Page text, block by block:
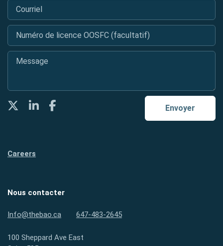
Courriel
Numéro de licence OOSFC (facultatif)
Message
Envoyer
TwitterLinkedInFacebook
Careers
Nous contacter
Info@thebao.ca 647-483-2645
100 Sheppard Ave East